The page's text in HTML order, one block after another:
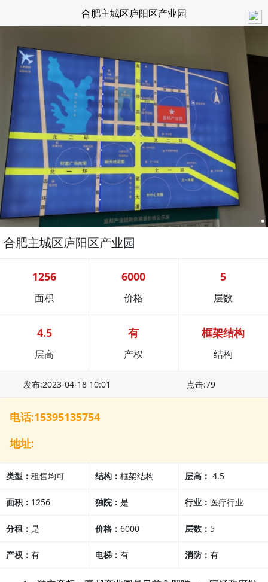
合肥主城区庐阳区产业园
合肥主城区庐阳区产业园
1256
面积
6000
价格
5
层数
4.5
层高
有
产权
框架结构
结构
发布:2023-04-18 10:01 点击:79
电话:15395135754
地址:
类型： 租售均可 结构：框架结构 层高： 4.5
面积： 1256 独院：是 行业： 医疗行业
分租： 是 价格：6000 层数： 5
产权： 有 电梯：有 消防： 有